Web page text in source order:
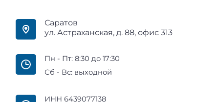
Саратов
ул. Астраханская, д. 88, офис 313
Пн - Пт: 8:30 до 17:30
Сб - Вс: выходной
ИНН 6439077138